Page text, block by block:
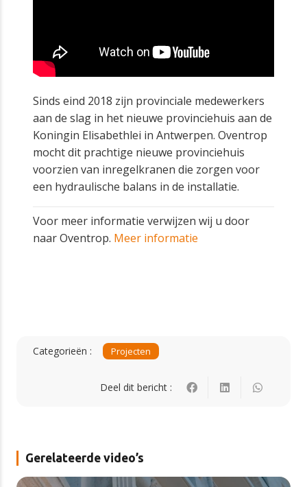
Sinds eind 2018 zijn provinciale medewerkers
aan de slag in het nieuwe provinciehuis aan de
Koningin Elisabethlei in Antwerpen. Oventrop
mocht dit prachtige nieuwe provinciehuis
voorzien van inregelkranen die zorgen voor
een hydraulische balans in de installatie.
Voor meer informatie verwijzen wij u door
naar Oventrop. Meer informatie
Categorieën : Projecten
Deel dit bericht :
Gerelateerde video’s